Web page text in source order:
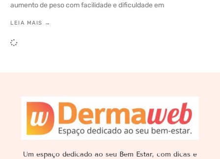
aumento de peso com facilidade e dificuldade em
LEIA MAIS →
Um espaço dedicado ao seu Bem Estar, com dicas e